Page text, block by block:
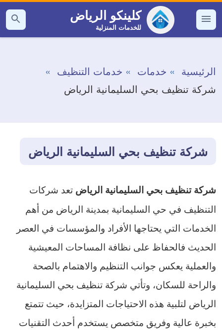
التجاوز
إلى القائمة
كلينكو الرياض
للخدمات المنزلية
بحث
عن
الرئيسية خدمات
خدمات التنظيف
شركة تنظيف بحي السليمانية الرياض
شركة تنظيف بحي السليمانية الرياض
شركة تنظيف بحي السليمانية الرياض تعد شركات
التنظيف في حي السليمانية بمدينة الرياض من أهم
الخدمات التي يحتاجها الأفراد والمؤسسات في العصر
الحديث فالحفاظ على نظافة المساحات المعيشية
والعملية يعكس جوانب التنظيم والاهتمام بالصحة
والراحة للسكان، وتأتي شركة تنظيف بحي السليمانية
الرياض لتلبية هذه الاحتياجات المتزايدة، حيث تتمتع
بخبرة عالية وفريق متخصص يستخدم أحدث التقنيات